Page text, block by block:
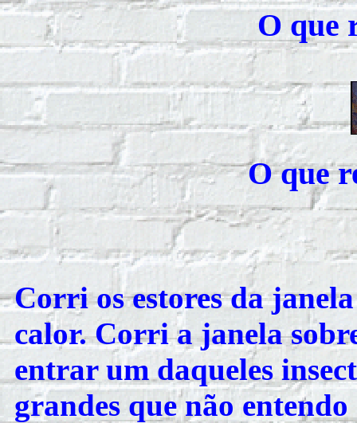
O que
O que
Corri os estores da
calor. Corri a janela
entrar um daqueles
grandes que não